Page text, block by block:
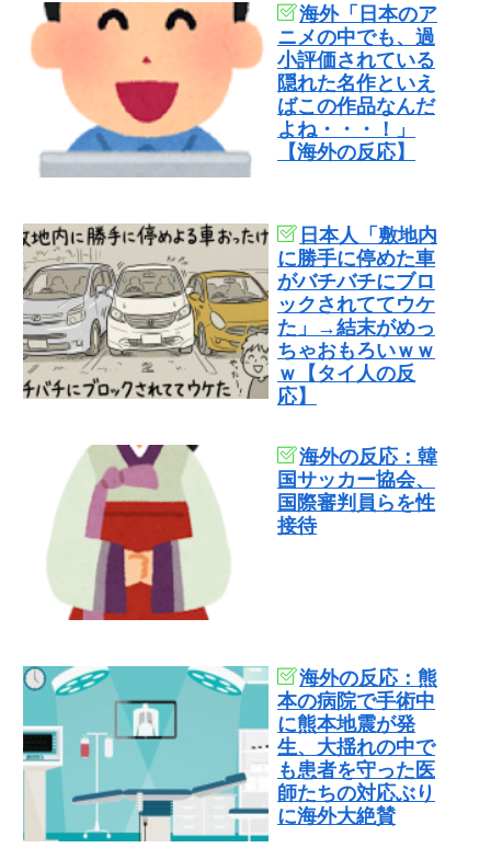
海外「日本のア
ニメの中でも、過
小評価されている
隠れた名作といえ
ばこの作品なんだ
よね・・・！」
【海外の反応】
日本人「敷地内
に勝手に停めた車
がバチバチにブロ
ックされててウケ
た」→結末がめっ
ちゃおもろいｗｗ
ｗ【タイ人の反
応】
海外の反応：韓
国サッカー協会、
国際審判員らを性
接待
海外の反応：熊
本の病院で手術中
に熊本地震が発
生、大揺れの中で
も患者を守った医
師たちの対応ぶり
に海外大絶賛